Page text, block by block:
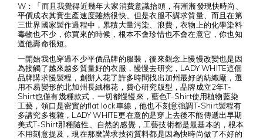
W：「而且我覺得近幾年大家消費意識抬頭，有漸漸發現快時尚、
平價成衣其實生產速度雖然很快、但是衣服不講求質量、而且在第
三世界國家製作過程中，累積大量污染、浪費，衣物上的化學染料
毒物也不少，你買來的時候，根本不會珍惜也不會在意它，你也知
道他壽命很短。
一開始我也穿過不少平價品牌的服裝，後來觀念上慢慢改變也是因
為接觸了越來越多質量好的衣服，慢慢去研究，LADY WHITE這個
品牌講求慢製程，創辦人花了許多時間找出加州最好的紡織廠，選
用不易變形的北加州長絨棉花，費心研究版型，品牌成立2年T-
Shirt也僅有幾種款式，一切都慢慢來，藍色T-Shirt使用植物藍染
工藝，領口是密實的flat lock車線，他也不刻意強調T-Shirt製程有
多講究多複雜，LADY WHITE更在意的是穿上去後不能傳遞出早期
美式T-Shirt那種隨性、自然的感覺，工藝技術都是最基本的，根本
不用刻意提及，現在那麼講求技術質料都是因為快時尚做了不好的